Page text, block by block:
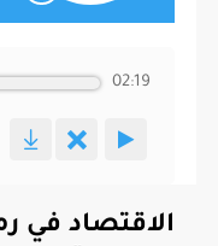
02:19
الاقتصاد في